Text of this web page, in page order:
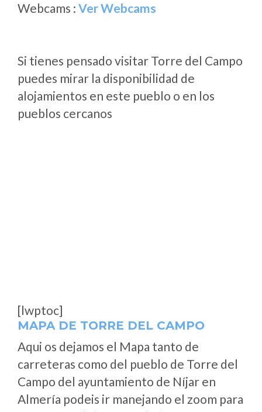
Webcams : Ver Webcams
Si tienes pensado visitar Torre del Campo
puedes mirar la disponibilidad de
alojamientos en este pueblo o en los
pueblos cercanos
[lwptoc]
MAPA DE TORRE DEL CAMPO
Aqui os dejamos el Mapa tanto de
carreteras como del pueblo de Torre del
Campo del ayuntamiento de Níjar en
Almería podeis ir manejando el zoom para